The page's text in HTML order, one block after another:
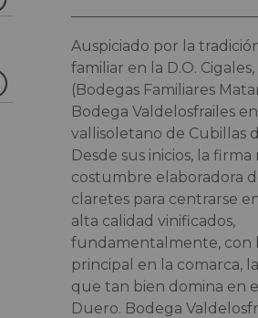
Auspiciado por la
familiar en la D.O.
(Bodegas Familiares
Bodega Valdelosfrailes
vallisoletano de Cubillas
Desde sus inicios, la
costumbre elaboradora
claretes para centrarse
alta calidad vinificados,
fundamentalmente, con
principal en la comarca,
que tan bien domina en
Duero. Bodega